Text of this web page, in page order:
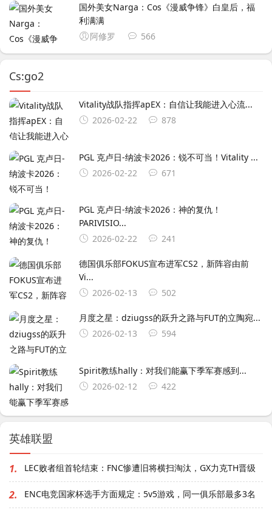
国外美女Narga：Cos《漫威争锋》白皇后，福
利满满
阿修罗
566
Cs:go2
Vitality战队指挥apEX：自信让我能进入心流...
2026-02-22
878
PGL 克卢日-纳波卡2026：锐不可当！Vitality ...
2026-02-22
671
PGL 克卢日-纳波卡2026：神的复仇！
PARIVISIO...
2026-02-22
241
德国俱乐部FOKUS宣布进军CS2，新阵容由前
Vi...
2026-02-13
502
月度之星：dziugss的跃升之路与FUT的立陶宛...
2026-02-13
594
Spirit教练hally：对我们能赢下季军赛感到...
2026-02-12
422
英雄联盟
1. LEC败者组首轮结束：FNC惨遭旧将横扫淘汰，GX力克TH晋级
2. ENC电竞国家杯选手方面规定：5v5游戏，同一俱乐部最多3名